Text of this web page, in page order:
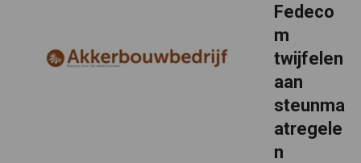
Fedeco
m
twijfelen
aan
steunma
atregele
n